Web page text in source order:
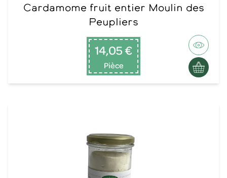
Cardamome fruit entier Moulin des
Peupliers
14,05 €
Pièce